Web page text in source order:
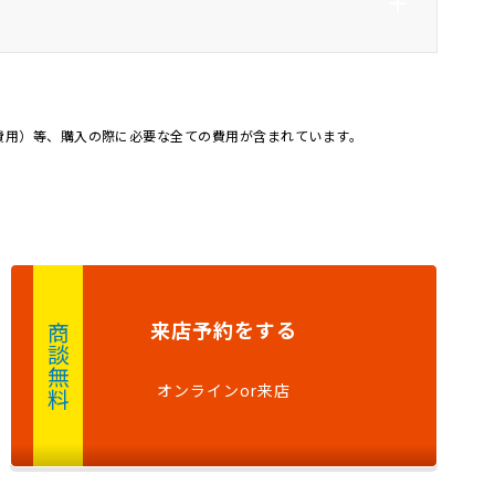
ー
等、購入の際に必要な全ての費用が含まれています。
商談無料 来店予約をする
オンラインor来店